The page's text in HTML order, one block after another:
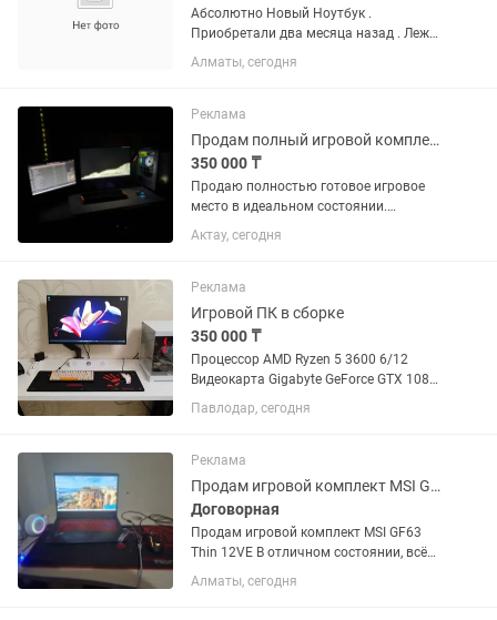
Абсолютно Новый Ноутбук .
Приобретали два месяца назад . Лежит
без дела Топовая конфигурация Lenovo
XiaoXin PRO 16 Топовая модель
Алматы, сегодня
Реклама
Продам полный игровой комплект (SETUP) RTX 4060 i5-12400F 32 ГБ DD
350 000 ₸
Продаю полностью готовое игровое
место в идеальном состоянии.
Отличный вариант для игр, учебы,
программирования, монтажа,
не нужно — подключил и пользуйся.
Все с...
Актау, сегодня
Реклама
Игровой ПК в сборке
350 000 ₸
Процессор AMD Ryzen 5 3600 6/12
Видеокарта Gigabyte GeForce GTX 1080
Ti AORUS 11gb Материнка MSI B550M
PRO-VDH WIFI Оперативная память
SSD накопитель 512 GB...
Павлодар, сегодня
Реклама
Продам игровой комплект MSI GF63
Договорная
Продам игровой комплект MSI GF63
Thin 12VE В отличном состоянии, всё
работает идеально. Полный игровой
набор — сел и поехал. Характеристики:
Алматы, сегодня